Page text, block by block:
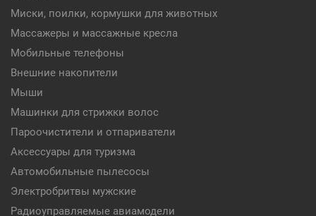
Миски, поилки, кормушки для животных
Массажеры и массажные кресла
Мобильные телефоны
Внешние накопители
Мыши
Машинки для стрижки волос
Пароочистители и отпариватели
Аксессуары для туризма
Автомобильные пылесосы
Электробритвы мужские
Радиоуправляемые авиамодели